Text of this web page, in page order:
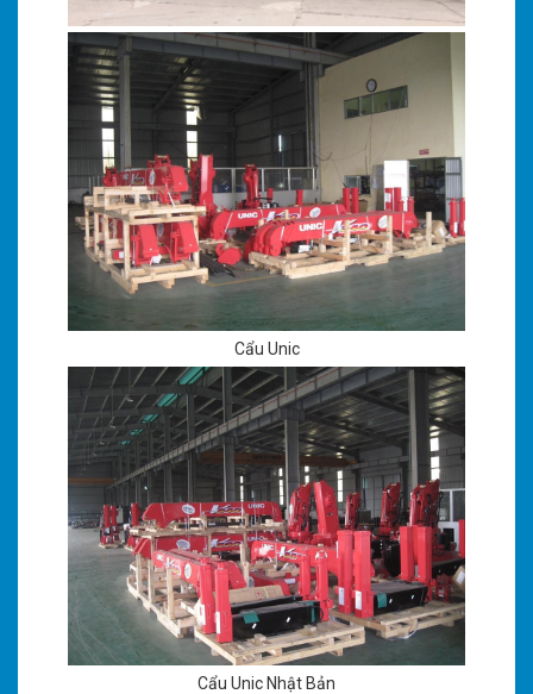
Cẩu Unic
Cẩu Unic Nhật Bản